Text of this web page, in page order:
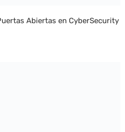
Abiertas en CyberSecurity